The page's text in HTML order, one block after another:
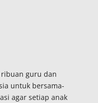
ribuan guru dan
untuk bersama-
agar setiap anak